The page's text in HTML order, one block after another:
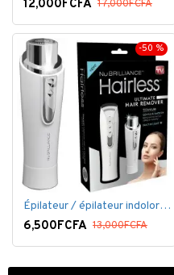
12,000FCFA 17,000FCFA
-50 %
Épilateur / épilateur indolore NuBrilliance Ultimate pour femmes
6,500FCFA 13,000FCFA